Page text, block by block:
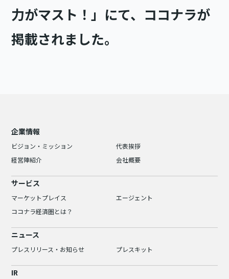
力がマスト！」にて、ココナラが
掲載されました。
企業情報
ビジョン・ミッション
代表挨拶
経営陣紹介
会社概要
サービス
マーケットプレイス
エージェント
ココナラ経済圏とは？
ニュース
プレスリリース・お知らせ プレスキット
IR